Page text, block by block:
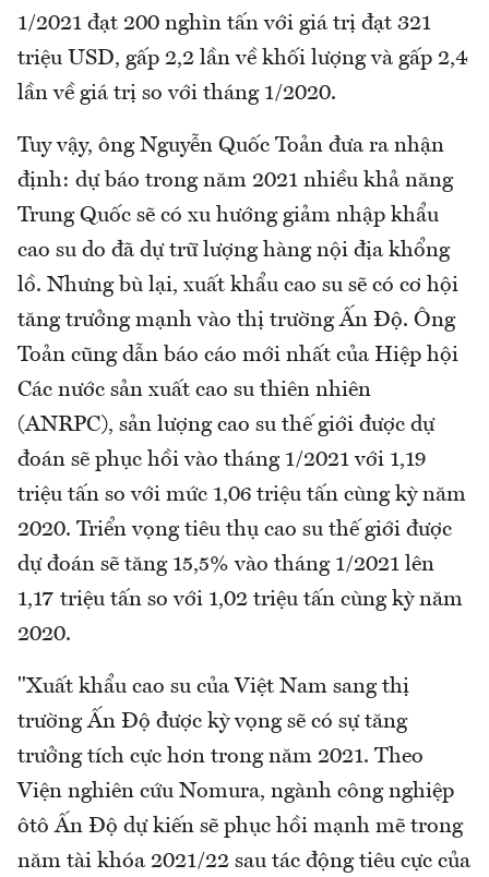
1/2021 đạt 200 nghìn tấn với giá trị đạt 321
triệu USD, gấp 2,2 lần về khối lượng và gấp 2,4
lần về giá trị so với tháng 1/2020.
Tuy vậy, ông Nguyễn Quốc Toản đưa ra nhận
định: dự báo trong năm 2021 nhiều khả năng
Trung Quốc sẽ có xu hướng giảm nhập khẩu
cao su do đã dự trữ lượng hàng nội địa khổng
lồ. Nhưng bù lại, xuất khẩu cao su sẽ có cơ hội
tăng trưởng mạnh vào thị trường Ấn Độ. Ông
Toản cũng dẫn báo cáo mới nhất của Hiệp hội
Các nước sản xuất cao su thiên nhiên
(ANRPC), sản lượng cao su thế giới được dự
đoán sẽ phục hồi vào tháng 1/2021 với 1,19
triệu tấn so với mức 1,06 triệu tấn cùng kỳ năm
2020. Triển vọng tiêu thụ cao su thế giới được
dự đoán sẽ tăng 15,5% vào tháng 1/2021 lên
1,17 triệu tấn so với 1,02 triệu tấn cùng kỳ năm
2020.
"Xuất khẩu cao su của Việt Nam sang thị
trường Ấn Độ được kỳ vọng sẽ có sự tăng
trưởng tích cực hơn trong năm 2021. Theo
Viện nghiên cứu Nomura, ngành công nghiệp
ôtô Ấn Độ dự kiến sẽ phục hồi mạnh mẽ trong
năm tài khóa 2021/22 sau tác động tiêu cực của